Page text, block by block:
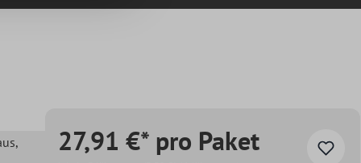
,
27,91 €* pro Paket